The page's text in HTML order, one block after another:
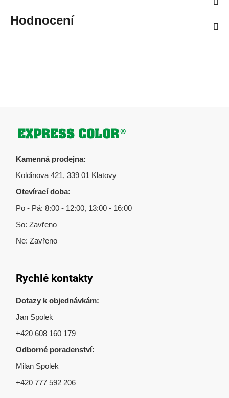
Hodnocení
Zápatí
Kamenná prodejna:
Koldinova 421, 339 01 Klatovy
Otevírací doba:
Po - Pá: 8:00 - 12:00, 13:00 - 16:00
So: Zavřeno
Ne: Zavřeno
Rychlé kontakty
Dotazy k objednávkám:
Jan Spolek
+420 608 160 179
Odborné poradenství:
Milan Spolek
+420 777 592 206